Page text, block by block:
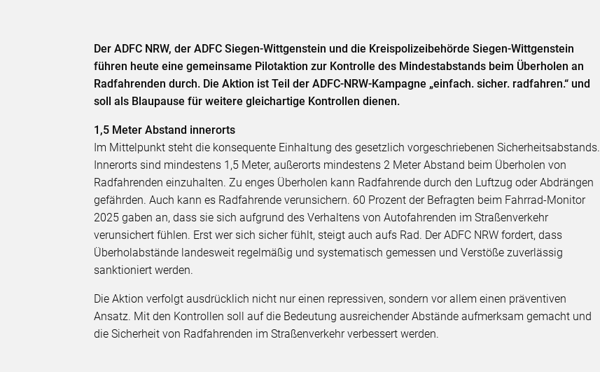
Der ADFC NRW, der ADFC Siegen-Wittgenstein und die Kreispolizeibehörde Siegen-Wittgenstein
führen heute eine gemeinsame Pilotaktion zur Kontrolle des Mindestabstands beim Überholen an
Radfahrenden durch. Die Aktion ist Teil der ADFC-NRW-Kampagne „einfach. sicher. radfahren.“ und
soll als Blaupause für weitere gleichartige Kontrollen dienen.
1,5 Meter Abstand innerorts
Im Mittelpunkt steht die konsequente Einhaltung des gesetzlich vorgeschriebenen Sicherheitsabstands.
Innerorts sind mindestens 1,5 Meter, außerorts mindestens 2 Meter Abstand beim Überholen von
Radfahrenden einzuhalten. Zu enges Überholen kann Radfahrende durch den Luftzug oder Abdrängen
gefährden. Auch kann es Radfahrende verunsichern. 60 Prozent der Befragten beim Fahrrad-Monitor
2025 gaben an, dass sie sich aufgrund des Verhaltens von Autofahrenden im Straßenverkehr
verunsichert fühlen. Erst wer sich sicher fühlt, steigt auch aufs Rad. Der ADFC NRW fordert, dass
Überholabstände landesweit regelmäßig und systematisch gemessen und Verstöße zuverlässig
sanktioniert werden.
Die Aktion verfolgt ausdrücklich nicht nur einen repressiven, sondern vor allem einen präventiven
Ansatz. Mit den Kontrollen soll auf die Bedeutung ausreichender Abstände aufmerksam gemacht und
die Sicherheit von Radfahrenden im Straßenverkehr verbessert werden.